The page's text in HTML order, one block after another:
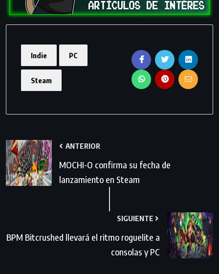
Indie PC
Steam
ANTERIOR
MOCHI-O confirma su fecha de
lanzamiento en Steam
SIGUIENTE
BPM Bitcrushed llevará el ritmo roguelite a
consolas y PC